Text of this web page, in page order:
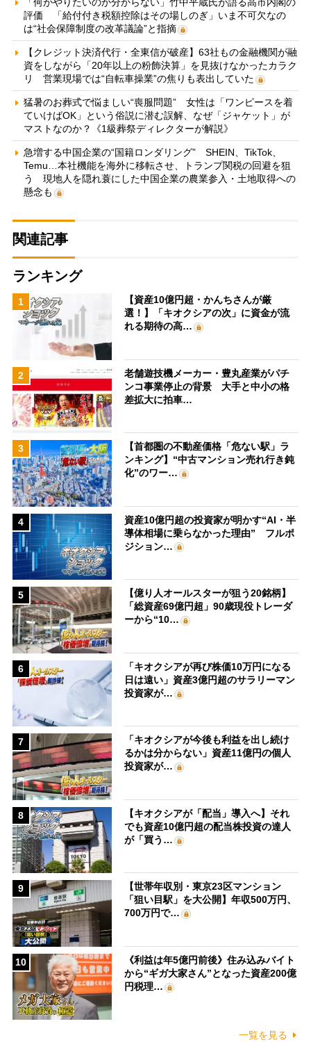
評価 「給付付き税額控除はその場しのぎ」いま不可欠なの
は“社会保障制度の改革議論”と指摘
【クレジット決済代行・全東信が破産】63社もの金融機関が融
資をしながら「20年以上の粉飾決算」を見抜けなかったカラク
リ 営業現場では“自転車操業”の焦りも表出していた
猛暑のお葬式で悩ましい“喪服問題” 女性は「ワンピースを着
ていけばOK」という俗説に潜む誤解、なぜ「ジャケット」が
マストなのか？《1級葬祭ディレクターが解説》
急増する中国企業の“国籍ロンダリング” SHEIN、TikTok、
Temu…本社機能を海外に移転させ、トランプ関税の回避を狙
う 現地人を隠れ蓑にした中国企業の農業参入・土地取得への
懸念も
関連記事
ランキング
1
【資産10億円超・かんちさんが厳
選！】「キオクシアの次」に資金が流
れる期待の高…
2
老舗遊技機メーカー・豊丸産業がパチ
ンコ事業停止の背景 大手と中小の格
差拡大に拍車…
3
【首都圏の不動産価格「危ない駅」ラ
ンキング】“中古マンション売れ行き鈍
化”のワー…
4
資産10億円超の投資家が明かす“AI・半
導体相場に乗らなかった理由” フルポ
ジション…
5
【億り人オールスターが狙う20銘柄】
「総資産69億円超」90歳現役トレーダ
ーから“10…
6
「キオクシアが再び株価10万円になる
日は遠い」資産3億円超のサラリーマン
投資家が…
7
「キオクシアが今後も利益を出し続け
るかは分からない」資産11億円の個人
投資家が…
8
【キオクシアが「配当」導入へ】それ
でも資産10億円超の配当株投資の達人
が「買う…
9
【世帯年収別・東京23区マンション
「狙い目駅」を大公開】年収500万円、
700万円で…
10
《利益は年5億円前後》住み込みバイト
から“ギガ大家さん”となった資産200億
円税理…
一覧を見る